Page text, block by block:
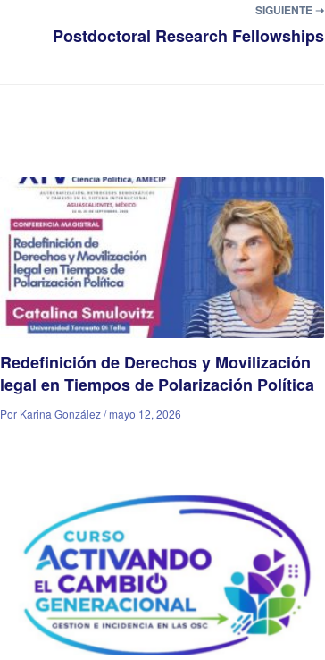
SIGUIENTE ➝
Postdoctoral Research Fellowships
Redefinición de Derechos y Movilización
legal en Tiempos de Polarización Política
Por Karina González / mayo 12, 2026